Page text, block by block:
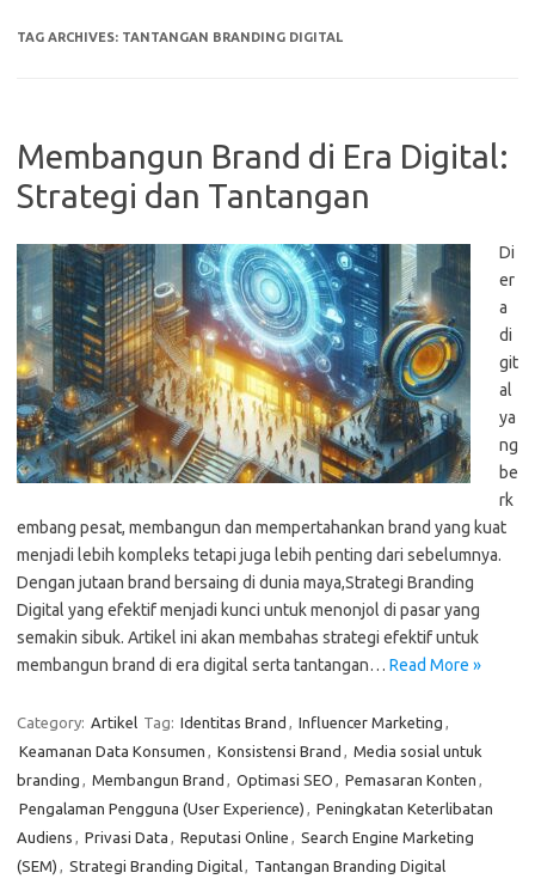
TAG ARCHIVES: TANTANGAN BRANDING DIGITAL
Membangun Brand di Era Digital:
Strategi dan Tantangan
Di
er
a
di
git
al
ya
ng
be
rk
embang pesat, membangun dan mempertahankan brand yang kuat
menjadi lebih kompleks tetapi juga lebih penting dari sebelumnya.
Dengan jutaan brand bersaing di dunia maya,Strategi Branding
Digital yang efektif menjadi kunci untuk menonjol di pasar yang
semakin sibuk. Artikel ini akan membahas strategi efektif untuk
membangun brand di era digital serta tantangan… Read More »
Category: Artikel Tag: Identitas Brand , Influencer Marketing ,
Keamanan Data Konsumen , Konsistensi Brand , Media sosial untuk
branding , Membangun Brand , Optimasi SEO , Pemasaran Konten ,
Pengalaman Pengguna (User Experience) , Peningkatan Keterlibatan
Audiens , Privasi Data , Reputasi Online , Search Engine Marketing
(SEM) , Strategi Branding Digital, Tantangan Branding Digital